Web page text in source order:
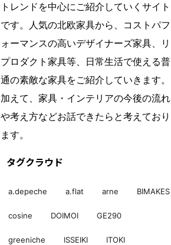
トレンドを中心にご紹介していくサイト
です。人気の北欧家具から、コストパフ
ォーマンスの高いデザイナーズ家具、リ
プロダクト家具等、日常生活で使える普
通の素敵な家具をご紹介していきます。
加えて、家具・インテリアの今後の流れ
や考え方などお話できたらと考えており
ます。
タグクラウド
a.depeche a.flat arne BIMAKES
cosine DOIMOI GE290
greeniche ISSEIKI ITOKI